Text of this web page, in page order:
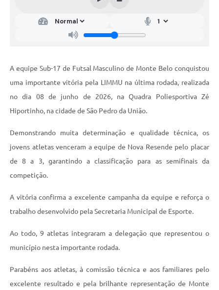
A equipe Sub-17 de Futsal Masculino de Monte Belo conquistou
uma importante vitória pela LIMMU na última rodada, realizada
no dia 08 de junho de 2026, na Quadra Poliesportiva Zé
Hiportinho, na cidade de São Pedro da União.
Demonstrando muita determinação e qualidade técnica, os
jovens atletas venceram a equipe de Nova Resende pelo placar
de 8 a 3, garantindo a classificação para as semifinais da
competição.
A vitória confirma a excelente campanha da equipe e reforça o
trabalho desenvolvido pela Secretaria Municipal de Esporte.
Ao todo, 9 atletas integraram a delegação que representou o
município nesta importante rodada.
Parabéns aos atletas, à comissão técnica e aos familiares pelo
excelente resultado e pela brilhante representação de Monte